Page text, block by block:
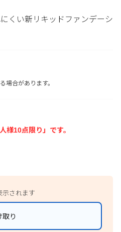
くい新リキッドファンデーシ
場合があります。
様10点限り」です。
示されます
り